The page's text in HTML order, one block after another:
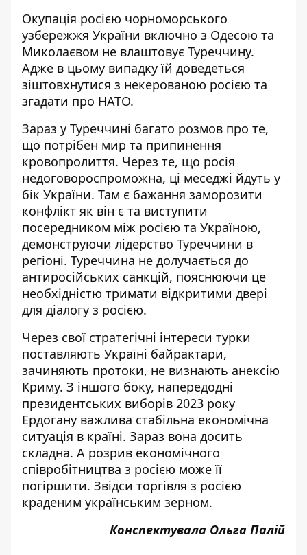
Окупація росією чорноморського
узбережжя України включно з Одесою та
Миколаєвом не влаштовує Туреччину.
Адже в цьому випадку їй доведеться
зіштовхнутися з некерованою росією та
згадати про НАТО.
Зараз у Туреччині багато розмов про те,
що потрібен мир та припинення
кровопролиття. Через те, що росія
недоговороспроможна, ці меседжі йдуть у
бік України. Там є бажання заморозити
конфлікт як він є та виступити
посередником між росією та Україною,
демонструючи лідерство Туреччини в
регіоні. Туреччина не долучається до
антиросійських санкцій, пояснюючи це
необхідністю тримати відкритими двері
для діалогу з росією.
Через свої стратегічні інтереси турки
поставляють Україні байрактари,
зачиняють протоки, не визнають анексію
Криму. З іншого боку, напередодні
президентських виборів 2023 року
Ердогану важлива стабільна економічна
ситуація в країні. Зараз вона досить
складна. А розрив економічного
співробітництва з росією може її
погіршити. Звідси торгівля з росією
краденим українським зерном.
Конспектувала Ольга Палій